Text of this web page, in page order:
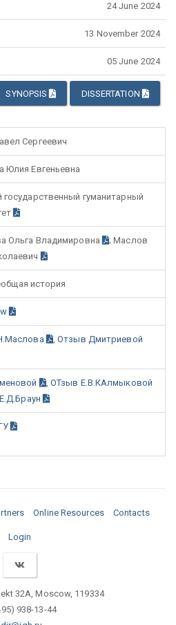
24 June 2024
13 November 2024
05 June 2024
SYNOPSIS DISSERTATION
Сергеевич
Юлия Евгеньевна
государственный гуманитарный
Ольга Владимировна
; Маслов
история
,Отзыв Дмитриевой
, ОТзыв Е.В.КАлмыковой
Online Resources Contacts
Login
32A, Moscow, 119334
938-13-44